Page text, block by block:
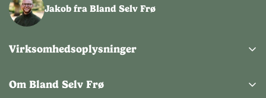
Virksomhedsoplysninger
Kertemindevej 1,
Om Bland Selv Frø
Jakob fra Bland Selv Frø